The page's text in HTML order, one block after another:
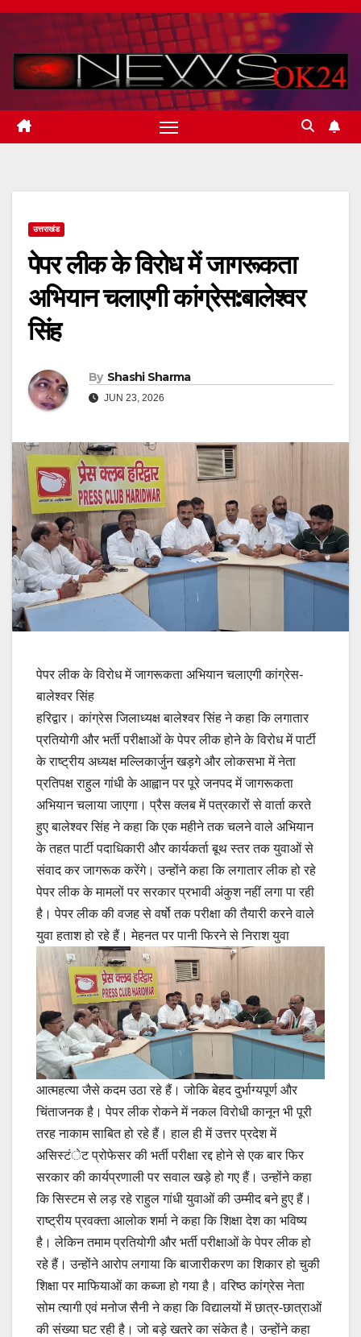
Skip
content
उत्तराखंड
पेपर लीक के विरोध में जागरूकता
अभियान चलाएगी कांग्रेस:बालेश्वर
सिंह
By Shashi Sharma
JUN 23, 2026
पेपर लीक के विरोध में जागरूकता अभियान चलाएगी कांग्रेस-
बालेश्वर सिंह
हरिद्वार। कांग्रेस जिलाध्यक्ष बालेश्वर सिंह ने कहा कि लगातार
प्रतियोगी और भर्ती परीक्षाओं के पेपर लीक होने के विरोध में पार्टी
के राष्ट्रीय अध्यक्ष मल्लिकार्जुन खड़गे और लोकसभा में नेता
प्रतिपक्ष राहुल गांधी के आह्वान पर पूरे जनपद में जागरूकता
अभियान चलाया जाएगा। प्रैस क्लब में पत्रकारों से वार्ता करते
हुए बालेश्वर सिंह ने कहा कि एक महीने तक चलने वाले अभियान
के तहत पार्टी पदाधिकारी और कार्यकर्ता बूथ स्तर तक युवाओं से
संवाद कर जागरूक करेंगे। उन्होंने कहा कि लगातार लीक हो रहे
पेपर लीक के मामलों पर सरकार प्रभावी अंकुश नहीं लगा पा रही
है। पेपर लीक की वजह से वर्षो तक परीक्षा की तैयारी करने वाले
युवा हताश हो रहे हैं।मेहनत पर पानी फिरने से निराश युवा
आत्महत्या जैसे कदम उठा रहे हैं। जोकि बेहद दुर्भाग्यपूर्ण और
चिंताजनक है। पेपर लीक रोकने में नकल विरोधी कानून भी पूरी
तरह नाकाम साबित हो रहे हैं। हाल ही में उत्तर प्रदेश में
असिस्टंेट प्रोफेसर की भर्ती परीक्षा रद्द होने से एक बार फिर
सरकार की कार्यप्रणाली पर सवाल खड़े हो गए हैं। उन्होंने कहा
कि सिस्टम से लड़ रहे राहुल गांधी युवाओं की उम्मीद बने हुए हैं।
राष्ट्रीय प्रवक्ता आलोक शर्मा ने कहा कि शिक्षा देश का भविष्य
है। लेकिन तमाम प्रतियोगी और भर्ती परीक्षाओं के पेपर लीक हो
रहे हैं। उन्होंने आरोप लगाया कि बाजारीकरण का शिकार हो चुकी
शिक्षा पर माफियाओं का कब्जा हो गया है। वरिष्ठ कांग्रेस नेता
सोम त्यागी एवं मनोज सैनी ने कहा कि विद्यालयों में छात्र-छात्राओं
की संख्या घट रही है। जो बड़े खतरे का संकेत है। उन्होंने कहा